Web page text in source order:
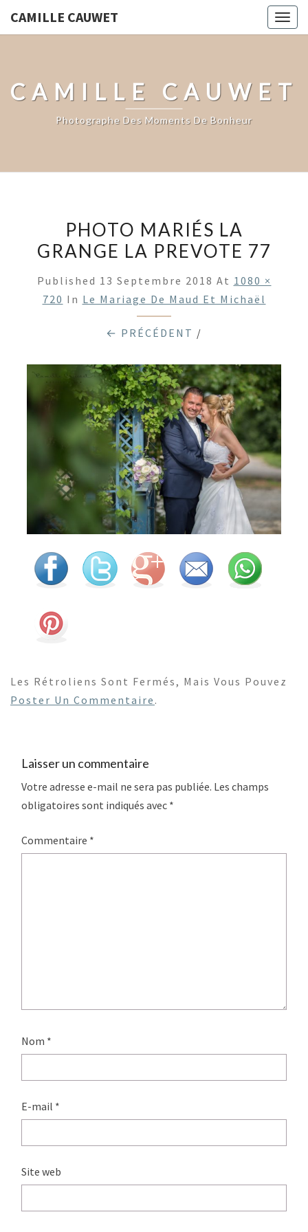
CAMILLE CAUWET
CAMILLE CAUWET
Photographe Des Moments De Bonheur
PHOTO MARIÉS LA
GRANGE LA PREVOTE 77
Published 13 Septembre 2018 At 1080 ×
720 In Le Mariage De Maud Et Michaël
← PRÉCÉDENT /
Les Rétroliens Sont Fermés, Mais Vous Pouvez
Poster Un Commentaire .
Laisser un commentaire
Votre adresse e-mail ne sera pas publiée. Les champs
obligatoires sont indiqués avec *
Commentaire *
Nom *
E-mail *
Site web